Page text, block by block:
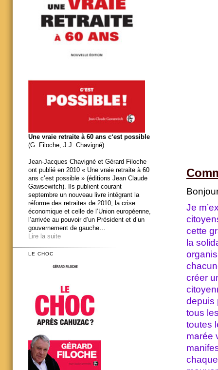
Je
cette
la
créer
depuis
tous
toutes
marée
Une vraie retraite à 60 ans c‘est possible
(G. Filoche, J.J. Chavigné)
Jean-Jacques Chavigné et Gérard Filoche
ont publié en 2010 « Une vraie retraite à 60
ans c’est possible » (éditions Jean Claude
Gawsewitch). Ils publient courant
septembre un nouveau livre intégrant la
réforme des retraites de 2010, la crise
économique et celle de l’Union européenne,
l’arrivée au pouvoir d’un Président et d’un
gouvernement de gauche…
Lire la suite
LE CHOC